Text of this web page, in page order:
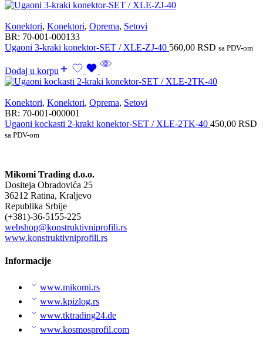
Konektori, Konektori, Oprema, Setovi
BR: 70-001-000133
Ugaoni 3-kraki konektor-SET / XLE-ZJ-40 560,00 RSD sa PDV-om
Dodaj u korpu
Konektori, Konektori, Oprema, Setovi
BR: 70-001-000001
Ugaoni kockasti 2-kraki konektor-SET / XLE-2TK-40 450,00 RSD
sa PDV-om
Mikomi Trading d.o.o.
Dositeja Obradovića 25
36212 Ratina, Kraljevo
Republika Srbije
(+381)-36-5155-225
webshop@konstruktivniprofili.rs
www.konstruktivniprofili.rs
Informacije
www.mikomi.rs
www.kpizlog.rs
www.tktrading24.de
www.kosmosprofil.com